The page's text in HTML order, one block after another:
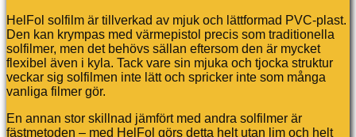
HelFol solfilm är tillverkad av mjuk och lättformad PVC-plast.
Den kan krympas med värmepistol precis som traditionella
solfilmer, men det behövs sällan eftersom den är mycket
flexibel även i kyla. Tack vare sin mjuka och tjocka struktur
veckar sig solfilmen inte lätt och spricker inte som många
vanliga filmer gör.
En annan stor skillnad jämfört med andra solfilmer är
fästmetoden – med HelFol görs detta helt utan lim och helt